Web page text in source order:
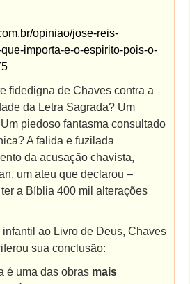
opiniao/jose-reis-
importa-e-o-espirito-pois-o-
fidedigna de Chaves contra a
da Letra Sagrada? Um
piedoso fantasma consultado
A falida e fuzilada
da acusação chavista,
um ateu que declarou –
a Bíblia 400 mil alterações
ao Livro de Deus, Chaves
sua conclusão:
é uma das obras mais